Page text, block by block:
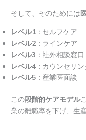
そして、そのためには
レベル1：セルフケア
レベル2：ラインケア
レベル3 ：社外相談窓
レベル4：カウンセリ
レベル5：産業医面談
この段階的ケアモデル
業の離職率を下げ、生